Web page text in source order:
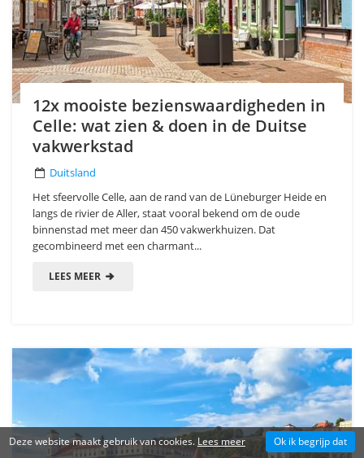
12x mooiste bezienswaardigheden in
Celle: wat zien & doen in de Duitse
vakwerkstad
Duitsland
Het sfeervolle Celle, aan de rand van de Lüneburger Heide en
langs de rivier de Aller, staat vooral bekend om de oude
binnenstad met meer dan 450 vakwerkhuizen. Dat
gecombineerd met een charmant...
LEES MEER
Deze website maakt gebruik van cookies. Lees meer Ok ik begrijp dat